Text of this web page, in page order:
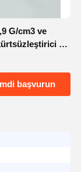
G/cm3 ve
ve
başvurun